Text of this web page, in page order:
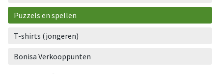
Puzzels en spellen
T-shirts (jongeren)
Bonisa Verkooppunten